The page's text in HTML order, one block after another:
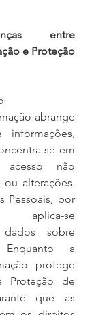
entre
e Proteção
abrange
se em
acesso não
ou alterações.
Pessoais, por
se
sobre
Enquanto a
protege
de
que as